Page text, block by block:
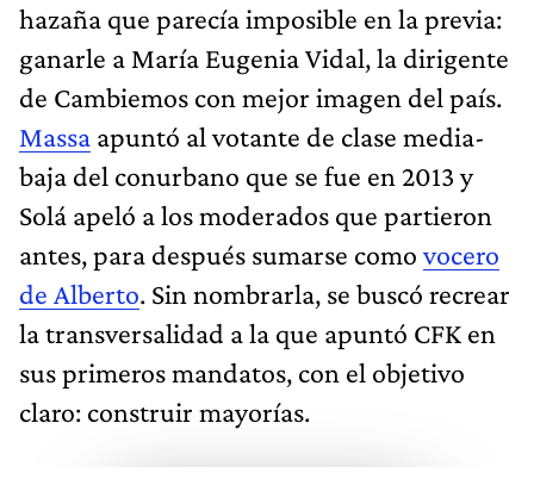
hazaña que parecía imposible en la previa:
ganarle a María Eugenia Vidal, la dirigente
de Cambiemos con mejor imagen del país.
Massa apuntó al votante de clase media-
baja del conurbano que se fue en 2013 y
Solá apeló a los moderados que partieron
antes, para después sumarse como vocero
de Alberto. Sin nombrarla, se buscó recrear
la transversalidad a la que apuntó CFK en
sus primeros mandatos, con el objetivo
claro: construir mayorías.